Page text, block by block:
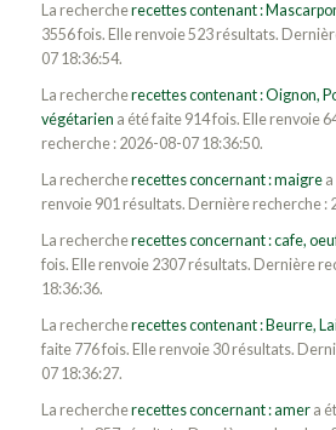
La rechercherecettes contenant :
3556 fois. Elle renvoie 523 résultats.
07 18:36:54.
La rechercherecettes contenant : Oignon,
végétarien a été faite 914 fois. Elle renvoie
recherche : 2026-08-07 18:36:50.
La rechercherecettes concernant : maigrea
renvoie 901 résultats. Dernière recherche :
La rechercherecettes concernant : cafe,
fois. Elle renvoie 2307 résultats. Dernière
18:36:36.
La rechercherecettes contenant : Beurre,
faite 776 fois. Elle renvoie 30 résultats.
07 18:36:27.
La rechercherecettes concernant : amera